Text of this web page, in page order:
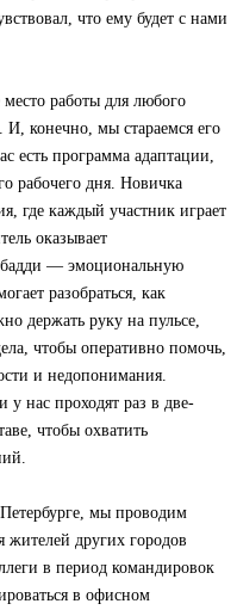
что ему будет с нами
работы для любого
И, конечно, мы стараемся его
есть программа адаптации,
рабочего дня. Новичка
где каждый участник играет
оказывает
— эмоциональную
разобраться, как
держать руку на пульсе,
чтобы оперативно помочь,
и недопонимания.
у нас проходят раз в две-
чтобы охватить
мы проводим
других городов
в период командировок
в офисном